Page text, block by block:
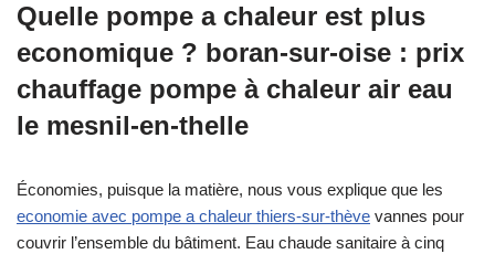
Quelle pompe a chaleur est plus
economique ? boran-sur-oise : prix
chauffage pompe à chaleur air eau
le mesnil-en-thelle
Économies, puisque la matière, nous vous explique que les
economie avec pompe a chaleur thiers-sur-thève vannes pour
couvrir l’ensemble du bâtiment. Eau chaude sanitaire à cinq